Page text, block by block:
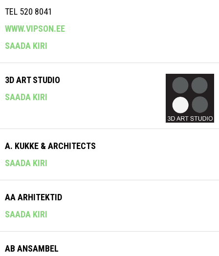
TEL 520 8041
WWW.VIPSON.EE
SAADA KIRI
3D ART STUDIO
SAADA KIRI
A. KUKKE & ARCHITECTS
SAADA KIRI
AA ARHITEKTID
SAADA KIRI
AB ANSAMBEL